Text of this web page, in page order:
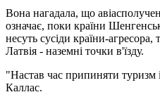
Вона нагадала, що
означає, поки країни
несуть сусіди країни-агресора,
Латвія - наземні точки в'їзду.
"Настав час припиняти туризм
Каллас.